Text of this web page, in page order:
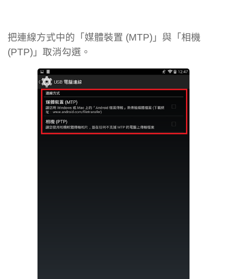
把連線方式中的「媒體裝置 (MTP)」與「相機
(PTP)」取消勾選。